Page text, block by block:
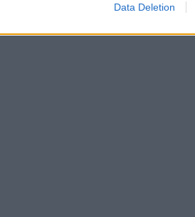
Data Deletion